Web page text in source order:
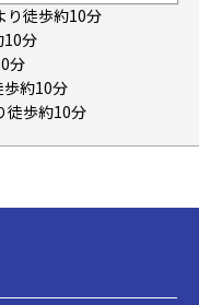
り徒歩約10分
10分
分
約10分
徒歩約10分